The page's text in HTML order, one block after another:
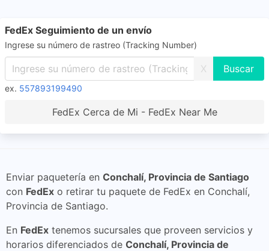
FedEx Seguimiento de un envío
Ingrese su número de rastreo (Tracking Number)
X
ex. 557893199490
FedEx Cerca de Mi - FedEx Near Me
Enviar paquetería en Conchalí, Provincia de Santiago
con FedEx o retirar tu paquete de FedEx en Conchalí,
Provincia de Santiago.
En FedEx tenemos sucursales que proveen servicios y
horarios diferenciados de Conchalí, Provincia de